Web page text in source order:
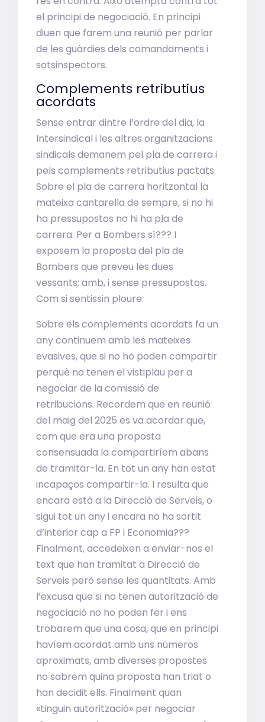
el principi de negociació. En principi
diuen que farem una reunió per parlar
de les guàrdies dels comandaments i
sotsinspectors.
Complements retributius
acordats
Sense entrar dintre l’ordre del dia, la
Intersindical i les altres organitzacions
sindicals demanem pel pla de carrera i
pels complements retributius pactats.
Sobre el pla de carrera horitzontal la
mateixa cantarella de sempre, si no hi
ha pressupostos no hi ha pla de
carrera. Per a Bombers sí??? I
exposem la proposta del pla de
Bombers que preveu les dues
vessants: amb, i sense pressupostos.
Com si sentissin ploure.
Sobre els complements acordats fa un
any continuem amb les mateixes
evasives, que si no ho poden compartir
perquè no tenen el vistiplau per a
negociar de la comissió de
retribucions. Recordem que en reunió
del maig del 2025 es va acordar que,
com que era una proposta
consensuada la compartiríem abans
de tramitar-la. En tot un any han estat
incapaços compartir-la. I resulta que
encara està a la Direcció de Serveis, o
sigui tot un any i encara no ha sortit
d’interior cap a FP i Economia???
Finalment, accedeixen a enviar-nos el
text que han tramitat a Direcció de
Serveis però sense les quantitats. Amb
l’excusa que si no tenen autorització de
negociació no ho poden fer i ens
trobarem que una cosa, que en principi
havíem acordat amb uns números
aproximats, amb diverses propostes
no sabrem quina proposta han triat o
han decidit ells. Finalment quan
«tinguin autorització» per negociar